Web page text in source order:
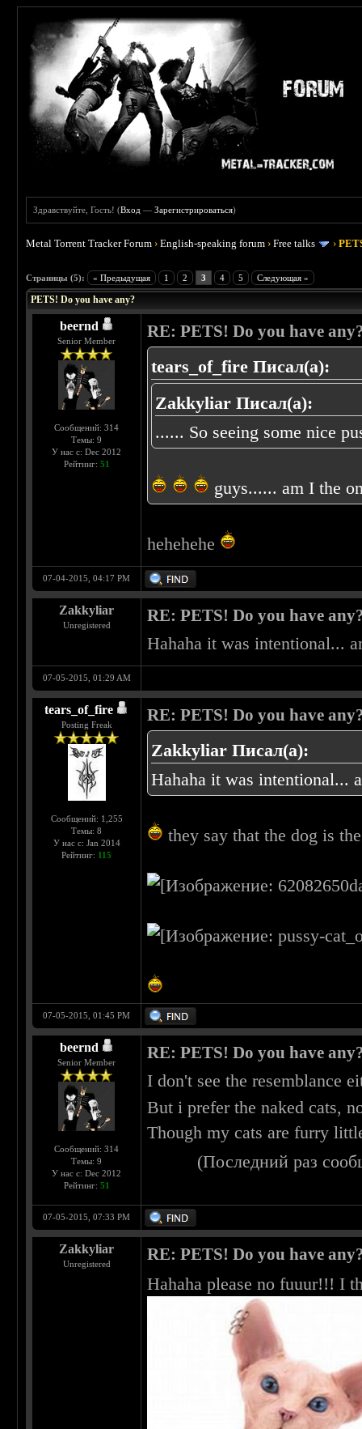
Здравствуйте, Гость! (Вход —Зарегистрироваться)
Metal Torrent Tracker Forum ›English-speaking forum ›Free talks ›
Страницы (5): « Предыдущая 1 2 3 4 5 Следующая »
PETS! Do you have any?
beernd
Senior Member
Сообщений: 314
Темы: 9
У нас с: Dec 2012
Рейтинг: 51
RE: PETS! Do you have
tears_of_fire Писал(а):
Zakkyliar Писал(а):
...... So seeing some nice
guys...... am I the
hehehehe
07-04-2015, 04:17 PM
Zakkyliar
Unregistered
RE: PETS! Do you have
Hahaha it was intentional...
07-05-2015, 01:29 AM
tears_of_fire
Posting Freak
Сообщений: 1,255
Темы: 8
У нас с: Jan 2014
Рейтинг: 115
RE: PETS! Do you have
Zakkyliar Писал(а):
Hahaha it was intentional...
they say that the dog is
07-05-2015, 01:45 PM
beernd
Senior Member
Сообщений: 314
Темы: 9
У нас с: Dec 2012
Рейтинг: 51
RE: PETS! Do you have
I don't see the resemblance
But i prefer the naked cats,
Though my cats are furry
(Последний раз
07-05-2015, 07:33 PM
Zakkyliar
Unregistered
RE: PETS! Do you have
Hahaha please no fuuur!!! I